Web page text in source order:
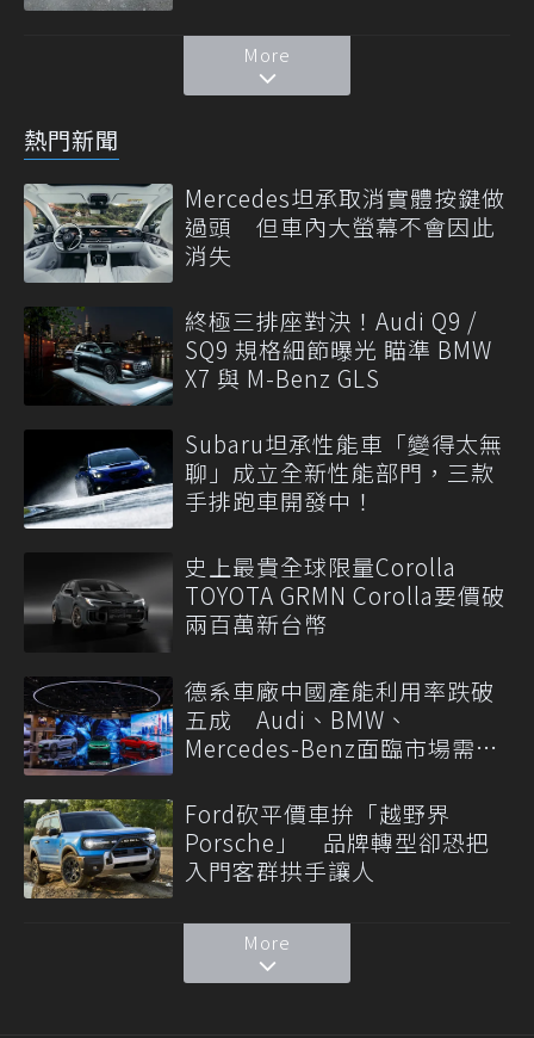
More
熱門新聞
Mercedes坦承取消實體按鍵做
過頭 但車內大螢幕不會因此
消失
終極三排座對決！Audi Q9 /
SQ9 規格細節曝光 瞄準 BMW
X7 與 M-Benz GLS
Subaru坦承性能車「變得太無
聊」成立全新性能部門，三款
手排跑車開發中！
史上最貴全球限量Corolla
TOYOTA GRMN Corolla要價破
兩百萬新台幣
德系車廠中國產能利用率跌破
五成 Audi、BMW、
Mercedes-Benz面臨市場需求
Ford砍平價車拚「越野界
Porsche」 品牌轉型卻恐把
入門客群拱手讓人
More